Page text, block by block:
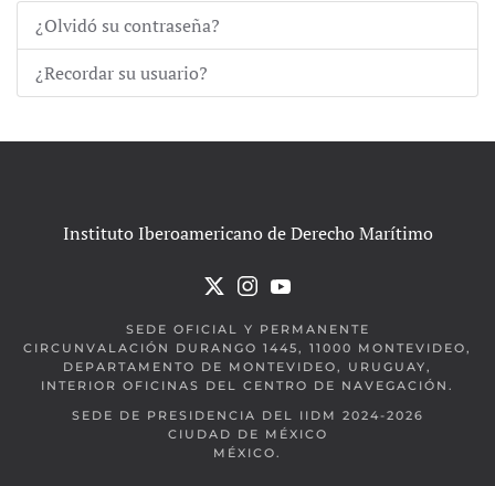
¿Olvidó su contraseña?
¿Recordar su usuario?
Instituto Iberoamericano de Derecho Marítimo
SEDE OFICIAL Y PERMANENTE
CIRCUNVALACIÓN DURANGO 1445, 11000 MONTEVIDEO,
DEPARTAMENTO DE MONTEVIDEO, URUGUAY,
INTERIOR OFICINAS DEL CENTRO DE NAVEGACIÓN.
SEDE DE PRESIDENCIA DEL IIDM 2024-2026
CIUDAD DE MÉXICO
MÉXICO.